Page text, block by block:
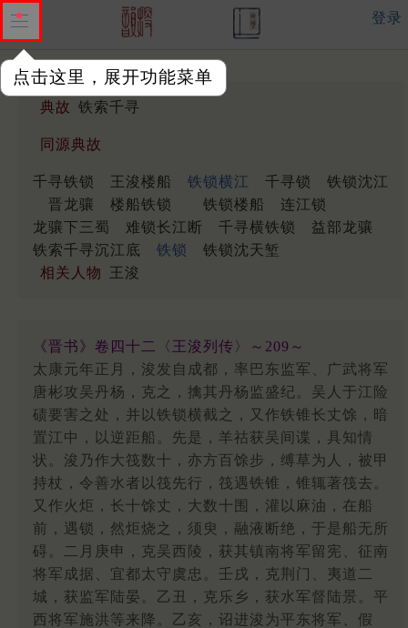
点击这里，展开功能菜单
登录
典故 铁索千寻
同源典故
千寻铁锁 王浚楼船 铁锁横江 千寻锁
铁锁沈江
晋龙骧
楼船铁锁 铁锁楼船
连江锁
龙骧下三蜀
难锁长江断 千寻横铁锁
益部龙骧
铁索千寻沉江底
铁锁
铁锁沈天堑
相关人物
王浚
《晋书》卷四十二〈王浚列传〉～209～
太康元年正月，浚发自成都，率巴东监军、广武将军
唐彬攻吴丹杨，克之，擒其丹杨监盛纪。吴人于江险
碛要害之处，并以铁锁横截之，又作铁锥长丈馀，暗
置江中，以逆距船。先是，羊祜获吴间谍，具知情
状。浚乃作大筏数十，亦方百馀步，缚草为人，被甲
持杖，令善水者以筏先行，筏遇铁锥，锥辄著筏去。
又作火炬，长十馀丈，大数十围，灌以麻油，在船
前，遇锁，然炬烧之，须臾，融液断绝，于是船无所
碍。二月庚申，克吴西陵，获其镇南将军留宪、征南
将军成据、宜都太守虞忠。壬戌，克荆门、夷道二
城，获监军陆晏。乙丑，克乐乡，获水军督陆景。平
西将军施洪等来降。乙亥，诏进浚为平东将军、假